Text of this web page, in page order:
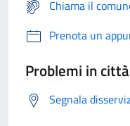
Chiama il
Prenota un
Problemi in città
Segnala